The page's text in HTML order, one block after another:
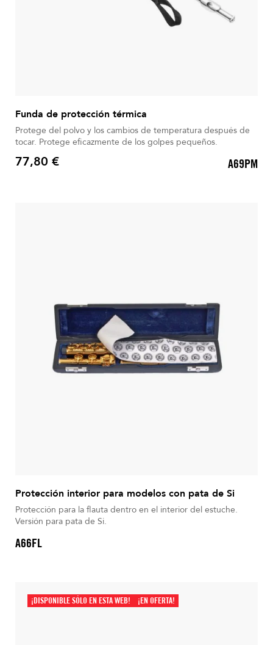
Funda de protección térmica
Protege del polvo y los cambios de temperatura después de
tocar. Protege eficazmente de los golpes pequeños.
Precio
77,80 € A69PM
Protección interior para modelos con pata de Si
Protección para la flauta dentro en el interior del estuche.
Versión para pata de Si.
A66FL
¡DISPONIBLE SÓLO EN ESTA WEB! ¡EN OFERTA!